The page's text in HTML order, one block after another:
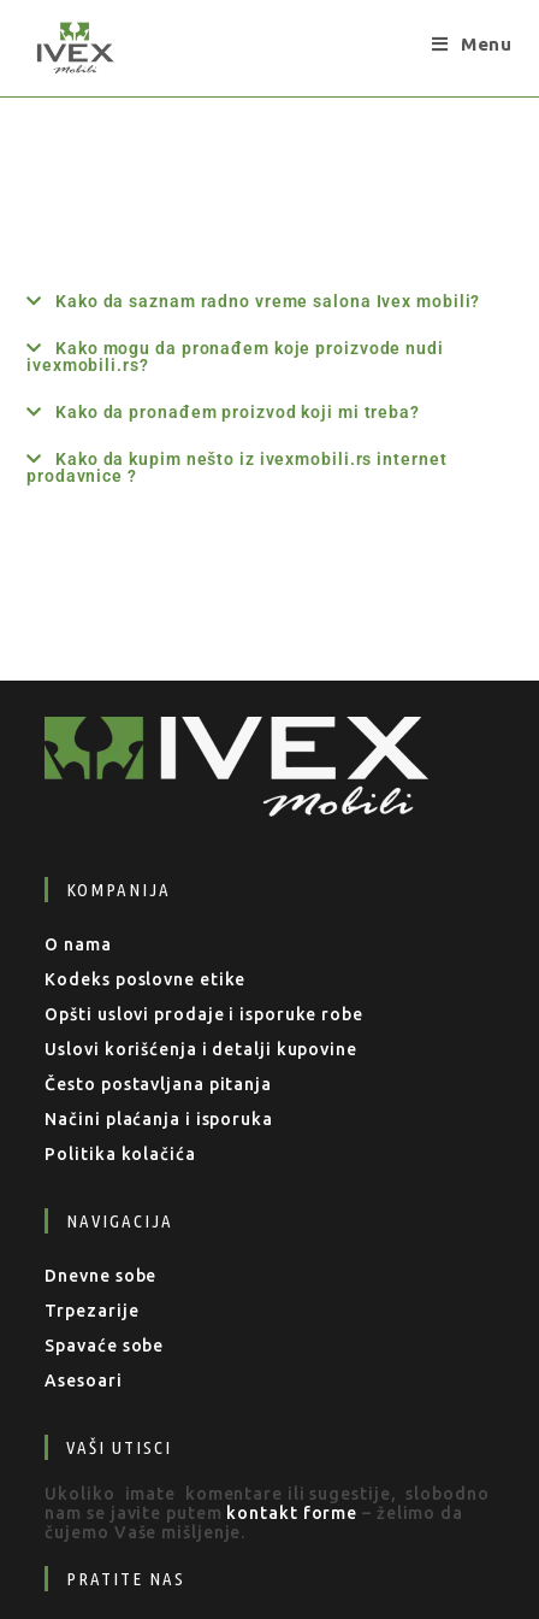
Menu
Kako da saznam radno vreme salona Ivex mobili?
Kako mogu da pronađem koje proizvode nudi
ivexmobili.rs?
Kako da pronađem proizvod koji mi treba?
Kako da kupim nešto iz ivexmobili.rs internet
prodavnice ?
KOMPANIJA
O nama
Kodeks poslovne etike
Opšti uslovi prodaje i isporuke robe
Uslovi korišćenja i detalji kupovine
Često postavljana pitanja
Načini plaćanja i isporuka
Politika kolačića
NAVIGACIJA
Dnevne sobe
Trpezarije
Spavaće sobe
Asesoari
VAŠI UTISCI
Ukoliko imate komentare ili sugestije, slobodno
nam se javite putem kontakt forme – želimo da
čujemo Vaše mišljenje.
PRATITE NAS